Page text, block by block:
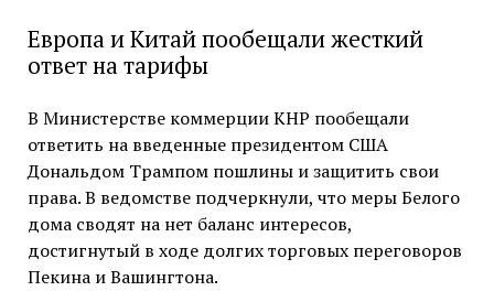
Европа и Китай пообещали жесткий
ответ на тарифы
В Министерстве коммерции КНР пообещали
ответить на введенные президентом США
Дональдом Трампом пошлины и защитить свои
права. В ведомстве подчеркнули, что меры Белого
дома сводят на нет баланс интересов,
достигнутый в ходе долгих торговых переговоров
Пекина и Вашингтона.